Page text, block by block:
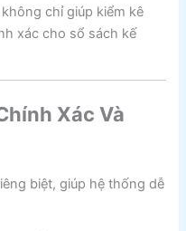
chỉ giúp kiểm kê
xác cho sổ sách kế
Xác Và
biệt, giúp hệ thống dễ